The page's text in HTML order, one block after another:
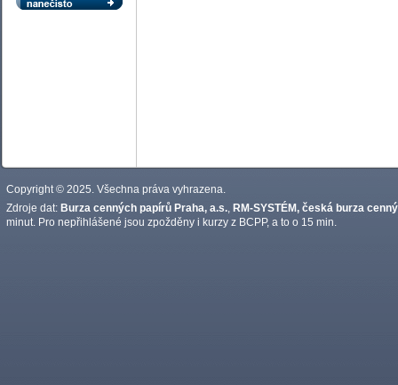
Copyright © 2025. Všechna práva vyhrazena.
Zdroje dat: Burza cenných papírů Praha, a.s. RM-SYSTÉM, česká burza
minut. Pro nepřihlášené jsou zpožděny i kurzy z BCPP, a to o 15 min.